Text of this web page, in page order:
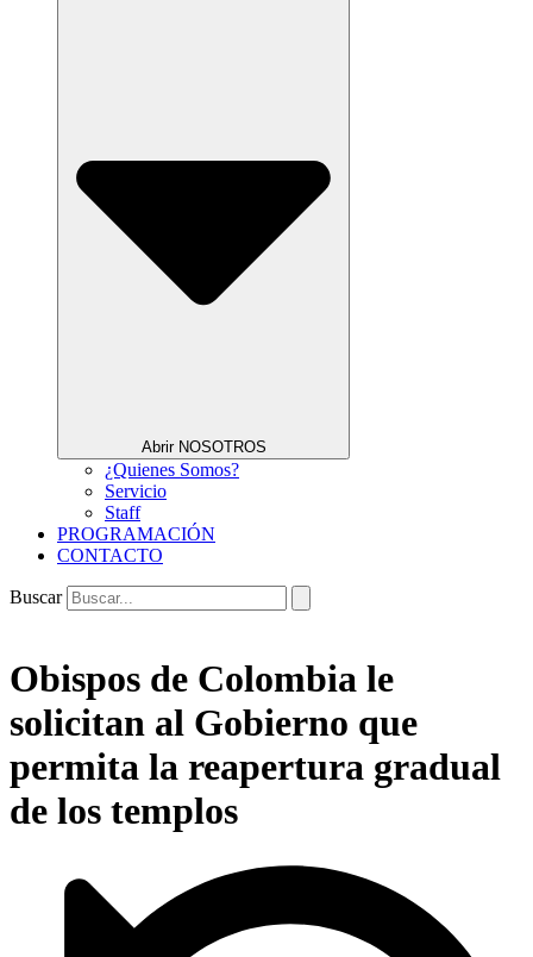
Abrir NOSOTROS
¿Quienes Somos?
Servicio
Staff
PROGRAMACIÓN
CONTACTO
Buscar
Obispos de Colombia le
solicitan al Gobierno que
permita la reapertura gradual
de los templos